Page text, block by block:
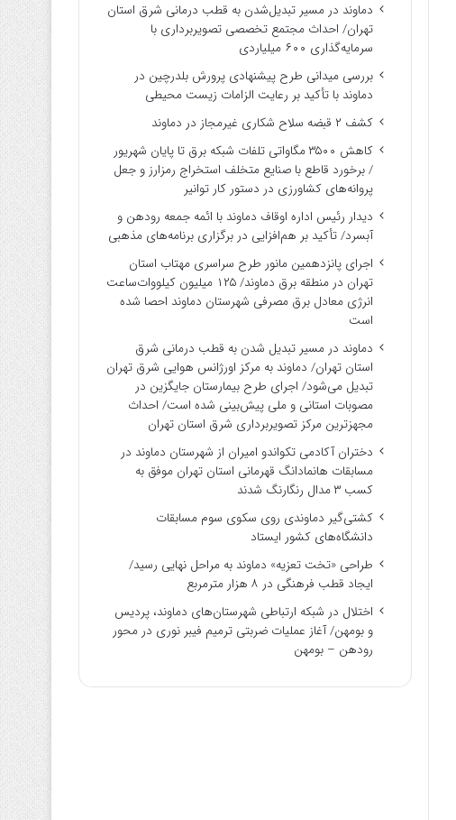
دماوند در مسیر تبدیل‌شدن به قطب درمانی شرق استان
تهران/ احداث مجتمع تخصصی تصویربرداری با
سرمایه‌گذاری ۶۰۰ میلیاردی
بررسی میدانی طرح پیشنهادی پرورش بلدرچین در
دماوند با تأکید بر رعایت الزامات زیست ‌محیطی
کشف ۲ قبضه سلاح شکاری غیرمجاز در دماوند
کاهش ۳۵۰۰ مگاواتی تلفات شبکه برق تا پایان شهریور
/ برخورد قاطع با صنایع متخلف استخراج رمزارز و جعل
پروانه‌های کشاورزی در دستور کار توانیر
دیدار رئیس اداره اوقاف دماوند با ائمه جمعه رودهن و
آبسرد/ تأکید بر هم‌افزایی در برگزاری برنامه‌های مذهبی
اجرای پانزدهمین مانور طرح سراسری مهتاب استان
تهران در منطقه برق دماوند/ ۱۲۵ میلیون کیلووات‌ساعت
انرژی معادل برق مصرفی شهرستان دماوند احصا شده
است
دماوند در مسیر تبدیل شدن به قطب درمانی شرق
استان تهران/ دماوند به مرکز اورژانس هوایی شرق تهران
تبدیل می‌شود/ اجرای طرح بیمارستان جایگزین در
مصوبات استانی و ملی پیش‌بینی شده است/ احداث
مجهزترین مرکز تصویربرداری شرق استان تهران
دختران آکادمی تکواندو امیران از شهرستان دماوند در
مسابقات هانمادانگ قهرمانی استان تهران موفق به
کسب ۳ مدال رنگارنگ شدند
کشتی‌گیر دماوندی روی سکوی سوم مسابقات
دانشگاه‌های کشور ایستاد
طراحی «تخت تعزیه» دماوند به مراحل نهایی رسید/
ایجاد قطب فرهنگی در ۸ هزار مترمربع
اختلال در شبکه ارتباطی شهرستان‌های دماوند، پردیس
و بومهن/ آغاز عملیات ضربتی ترمیم فیبر نوری در محور
رودهن – بومهن